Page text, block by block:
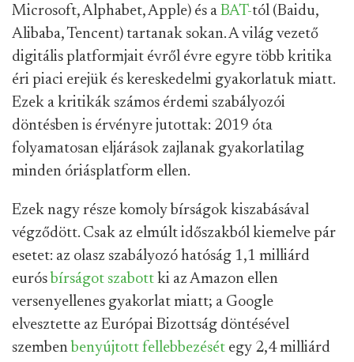
Microsoft, Alphabet, Apple) és a BAT-tól (Baidu,
Alibaba, Tencent) tartanak sokan. A világ vezető
digitális platformjait évről évre egyre több kritika
éri piaci erejük és kereskedelmi gyakorlatuk miatt.
Ezek a kritikák számos érdemi szabályozói
döntésben is érvényre jutottak: 2019 óta
folyamatosan eljárások zajlanak gyakorlatilag
minden óriásplatform ellen.
Ezek nagy része komoly bírságok kiszabásával
végződött. Csak az elmúlt időszakból kiemelve pár
esetet: az olasz szabályozó hatóság 1,1 milliárd
eurós bírságot szabott ki az Amazon ellen
versenyellenes gyakorlat miatt; a Google
elvesztette az Európai Bizottság döntésével
szemben benyújtott fellebbezését egy 2,4 milliárd